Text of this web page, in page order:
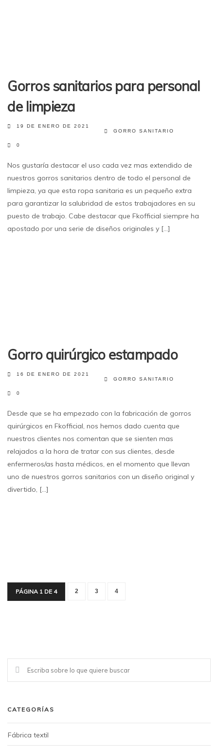
Gorros sanitarios para personal
de limpieza
19 DE ENERO DE 2021
GORRO SANITARIO
0
Nos gustaría destacar el uso cada vez mas extendido de
nuestros gorros sanitarios dentro de todo el personal de
limpieza, ya que esta ropa sanitaria es un pequeño extra
para garantizar la salubridad de estos trabajadores en su
puesto de trabajo. Cabe destacar que Fkofficial siempre ha
apostado por una serie de diseños originales y [...]
Gorro quirúrgico estampado
16 DE ENERO DE 2021
GORRO SANITARIO
0
Desde que se ha empezado con la fabricación de gorros
quirúrgicos en Fkofficial, nos hemos dado cuenta que
nuestros clientes nos comentan que se sienten mas
relajados a la hora de tratar con sus clientes, desde
enfermeros/as hasta médicos, en el momento que llevan
uno de nuestros gorros sanitarios con un diseño original y
divertido, [...]
PÁGINA 1 DE 4 2 3 4
CATEGORÍAS
Fábrica textil